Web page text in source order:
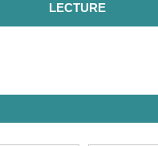
LECTURE